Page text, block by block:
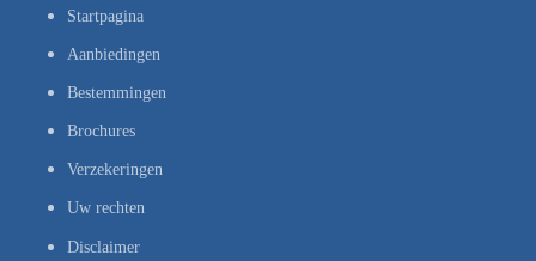
Startpagina
Aanbiedingen
Bestemmingen
Brochures
Verzekeringen
Uw rechten
Disclaimer